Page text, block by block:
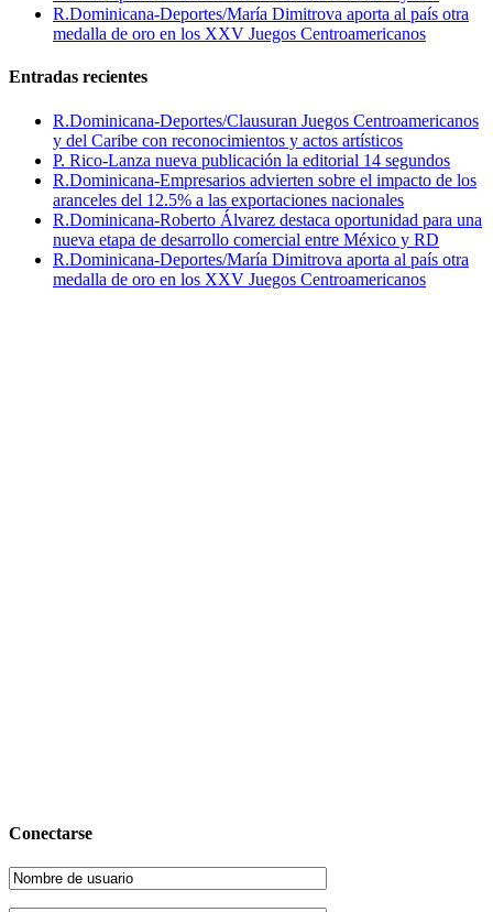
R.Dominicana-Deportes/María Dimitrova aporta al país otra
medalla de oro en los XXV Juegos Centroamericanos
Entradas recientes
R.Dominicana-Deportes/Clausuran Juegos Centroamericanos
y del Caribe con reconocimientos y actos artísticos
P. Rico-Lanza nueva publicación la editorial 14 segundos
R.Dominicana-Empresarios advierten sobre el impacto de los
aranceles del 12.5% a las exportaciones nacionales
R.Dominicana-Roberto Álvarez destaca oportunidad para una
nueva etapa de desarrollo comercial entre México y RD
R.Dominicana-Deportes/María Dimitrova aporta al país otra
medalla de oro en los XXV Juegos Centroamericanos
Conectarse